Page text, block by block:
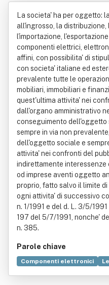
a Spa
La societa' ha per oggetto:
all'ingrosso, la distribuzione,
l'importazione,
componenti elettrici,
affini, con possibilita' di
con societa' italiane ed
prevalente tutte le
mobiliari, immobiliari e
quest'ultima attivita' nei
dall'organo amministrativo
conseguimento dell'oggetto
sempre in via non
dell'oggetto sociale e
attivita' nei confronti del
indirettamente
od imprese aventi oggetto
proprio, fatto salvo il limite
ogni attivita' di successivo
n. 1/1991 e del d. L. 3/5/
197 del 5/7/1991, nonche'
n. 385.
Parole chiave
Componenti elettronici